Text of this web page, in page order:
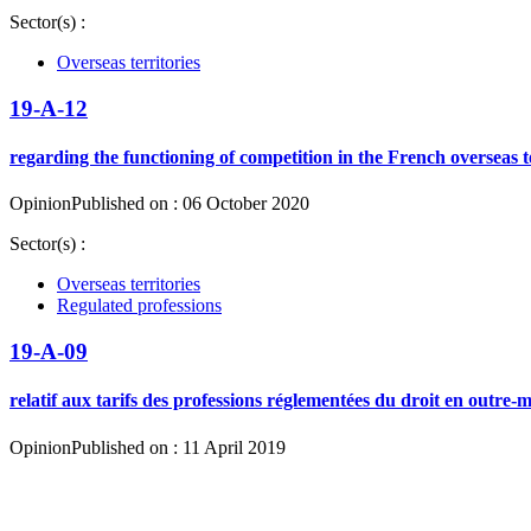
Sector(s) :
Overseas territories
19-A-12
regarding the functioning of competition in the French overseas
OpinionPublished on : 06 October 2020
Sector(s) :
Overseas territories
Regulated professions
19-A-09
relatif aux tarifs des professions réglementées du droit en outre-
OpinionPublished on : 11 April 2019